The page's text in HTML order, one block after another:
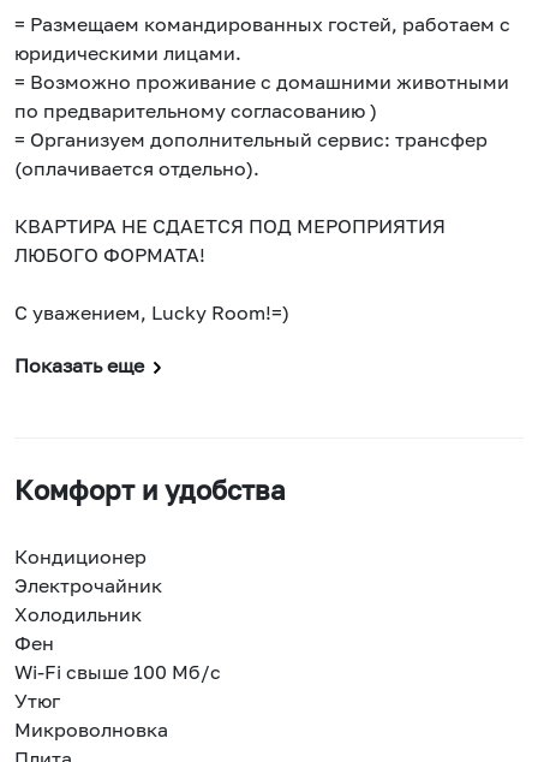
= Размещаем командированных гостей, работаем с
юридическими лицами.
= Возможно проживание с домашними животными
по предварительному согласованию )
= Организуем дополнительный сервис: трансфер
(оплачивается отдельно).
КВАРТИРА НЕ СДАЕТСЯ ПОД МЕРОПРИЯТИЯ
ЛЮБОГО ФОРМАТА!
С уважением, Lucky Room!=)
Показать еще
Комфорт и удобства
Кондиционер
Электрочайник
Холодильник
Фен
Wi-Fi свыше 100 Мб/с
Утюг
Микроволновка